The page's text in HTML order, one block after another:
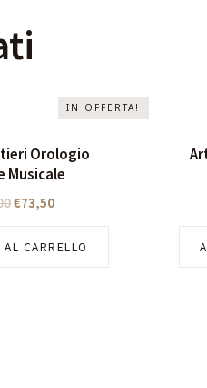
IN OFFERTA!
Orologio
Musicale
€73,50
CARRELLO